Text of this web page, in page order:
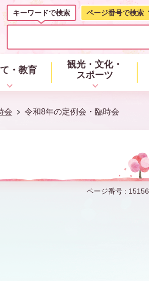
キーワードで検索 ページ番号で検索
キ
ワ
ド
で
検
・教育
観光・文化・
スポーツ
会 令和8年の定例会・臨時会
ページ番号 : 15156